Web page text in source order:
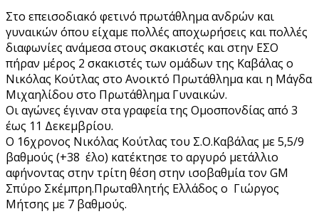
Στο επεισοδιακό φετινό πρωτάθλημα ανδρών και
γυναικών όπου είχαμε πολλές αποχωρήσεις και πολλές
διαφωνίες ανάμεσα στους σκακιστές και στην ΕΣΟ
πήραν μέρος 2 σκακιστές των ομάδων της Καβάλας ο
Νικόλας Κούτλας στο Ανοικτό Πρωτάθλημα και η Μάγδα
Μιχαηλίδου στο Πρωτάθλημα Γυναικών.
Οι αγώνες έγιναν στα γραφεία της Ομοσπονδίας από 3
έως 11 Δεκεμβρίου.
Ο 16χρονος Νικόλας Κούτλας του Σ.Ο.Καβάλας με 5,5/9
βαθμούς (+38 έλο) κατέκτησε το αργυρό μετάλλιο
αφήνοντας στην τρίτη θέση στην ισοβαθμία τον GM
Σπύρο Σκέμπρη.Πρωταθλητής Ελλάδος ο Γιώργος
Μήτσης με 7 βαθμούς.